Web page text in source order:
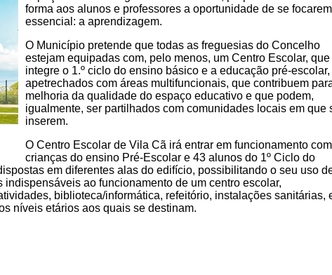
forma aos alunos e professores a oportunidade de se
essencial: a aprendizagem.
O Município pretende que todas as freguesias do Concelho
estejam equipadas com, pelo menos, um Centro Escolar, que
integre o 1.º ciclo do ensino básico e a educação pré-escolar,
apetrechados com áreas multifuncionais, que contribuem
melhoria da qualidade do espaço educativo e que podem,
igualmente, ser partilhados com comunidades locais em que
inserem.
O Centro Escolar de Vila Cã irá entrar em funcionamento
crianças do ensino Pré-Escolar e 43 alunos do 1º Ciclo do
em diferentes alas do edifício, possibilitando o seu uso
ao funcionamento de um centro escolar,
biblioteca/informática, refeitório, instalações sanitárias,
níveis etários aos quais se destinam.